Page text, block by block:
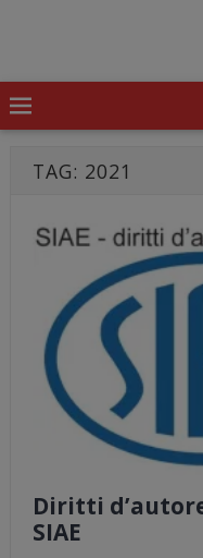
TAG: 2021
Diritti
SIAE